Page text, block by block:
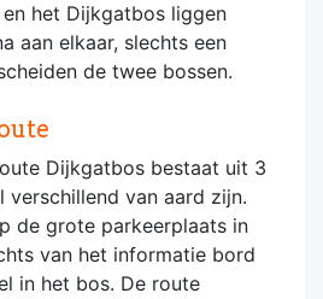
het Dijkgatbos liggen
aan elkaar, slechts een
de twee bossen.
Dijkgatbos bestaat uit 3
verschillend van aard zijn.
de grote parkeerplaats in
van het informatie bord
in het bos. De route